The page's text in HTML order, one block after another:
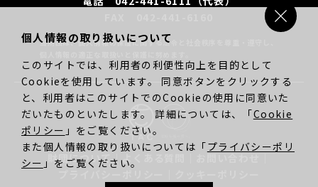
当財団は、個人情報の保護に関する法令と社会秩序を尊重・遵守し、
財団について｜よくある質問
個人情報の取り扱いについて
このサイトでは、利用者の利便性向上を目的として
Cookieを使用しています。 同意ボタンをクリックする
と、利用者はこのサイトでのCookieの使用に同意いた
だいたものといたします。 詳細については、「Cookie
ポリシー 」をご覧ください。
また個人情報の取り扱いについては「プライバシーポリ
シー 」をご覧ください。